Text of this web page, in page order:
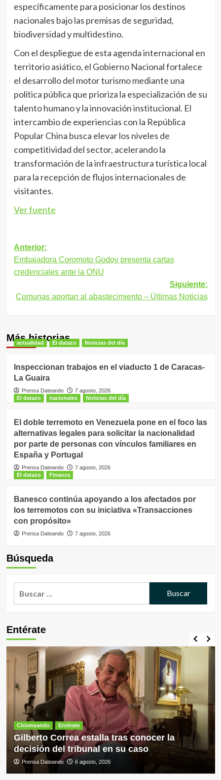
específicamente para posicionar los destinos
nacionales bajo las premisas de seguridad,
biodiversidad y multidestino.
​Con el despliegue de esta agenda internacional en
territorio asiático, el Gobierno Nacional fortalece
el desarrollo del motor turismo mediante una
política pública que prioriza la especialización de su
talento humano y la innovación institucional. El
intercambio de experiencias con la República
Popular China busca elevar los niveles de
competitividad del sector, acelerando la
transformación de la infraestructura turística local
para la recepción de flujos internacionales de
visitantes.
Ver fuente
Navegación
de
entradas
Anterior:
Embajadora Coromoto Godoy presenta cartas
credenciales ante la ONU
Siguiente:
Comunas aportan al abastecimiento – Últimas Noticias
Más historias
actualidad El datazo Noticias del día
Inspeccionan trabajos en el viaducto 1 de Caracas-
La Guaira
Prensa Dateando
7 agosto, 2026
El datazo
nacionales Noticias del día
El doble terremoto en Venezuela pone en el foco las
alternativas legales para solicitar la nacionalidad
por parte de personas con vínculos familiares en
España y Portugal
Prensa Dateando
7 agosto, 2026
El datazo
Finanza
Banesco continúa apoyando a los afectados por
los terremotos con su iniciativa «Transacciones
con propósito»
Prensa Dateando 7 agosto, 2026
Búsqueda
Entérate
Chismeando Entérate
Gilberto Correa estalla tras conocer la
decisión del tribunal en su caso
Prensa Dateando 6 agosto, 2026